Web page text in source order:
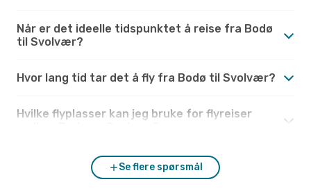
Når er det ideelle tidspunktet å reise fra Bodø
til Svolvær?
Hvor lang tid tar det å fly fra Bodø til Svolvær?
Hvilke flyplasser kan jeg bruke for flyreiser
Se flere spørsmål